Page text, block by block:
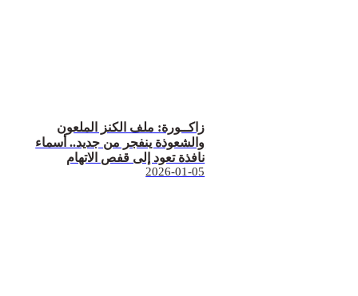
زاكــورة: ملف الكنز الملعون
والشعوذة ينفجر من جديد.. أسماء
نافذة تعود إلى قفص الاتهام
2026-01-05